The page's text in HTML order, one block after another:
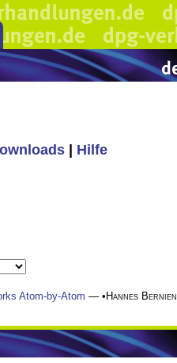
Hilfe
Atom-by-Atom — •Hannes Bernien